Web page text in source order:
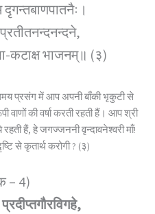
कटाक्ष भाजनम्॥ (३)
प्रसंग में आप अपनी बाँकी भृकुटी से
की वर्षा करती रहती हैं। आप श्री
हैं, हे जगज्जननी वृन्दावनेश्वरी माँ!
से कृतार्थ करोगी ? (३)
– 4)